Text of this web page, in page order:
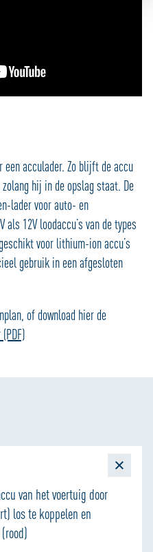
voor social media te
je gebruik van onze site
Voor meer
gebruiken, bekijk onze
een acculader. Zo blijft de accu
hij in de opslag staat. De
lader voor auto- en
als 12V loodaccu’s van de types
voor lithium-ion accu’s
gebruik in een afgesloten
of download hier de
van het voertuig door
los te koppelen en